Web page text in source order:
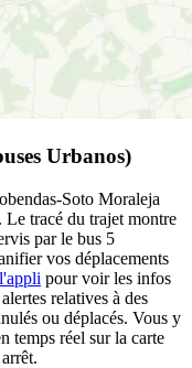
Urbanos)
Soto Moraleja
Le tracé du trajet montre
par le bus 5
vos déplacements
pour voir les infos
relatives à des
ou déplacés. Vous y
temps réel sur la carte